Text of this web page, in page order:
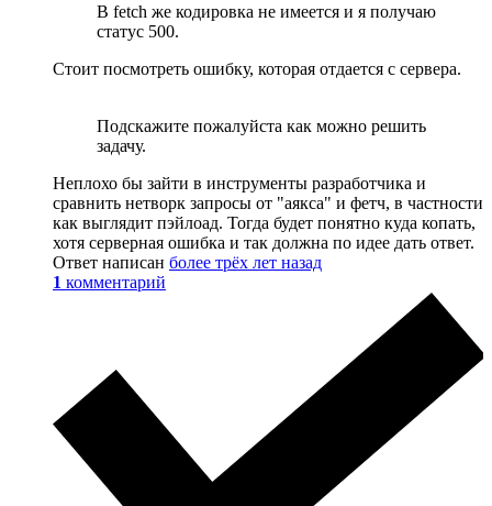
В fetch же кодировка не имеется и я получаю
статус 500.
Стоит посмотреть ошибку, которая отдается с сервера.
Подскажите пожалуйста как можно решить
задачу.
Неплохо бы зайти в инструменты разработчика и
сравнить нетворк запросы от "аякса" и фетч, в частности
как выглядит пэйлоад. Тогда будет понятно куда копать,
хотя серверная ошибка и так должна по идее дать ответ.
Ответ написан более трёх лет назад
1 комментарий